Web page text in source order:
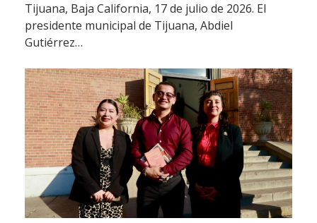
Tijuana, Baja California, 17 de julio de 2026. El
presidente municipal de Tijuana, Abdiel
Gutiérrez…